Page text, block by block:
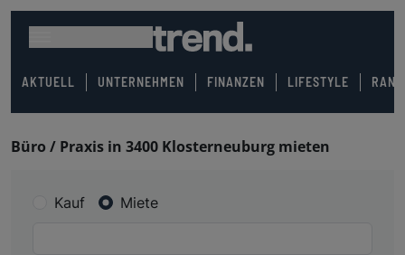
AKTUELL UNTERNEHMEN FINANZEN LIFESTYLE
Büro / Praxis in 3400 Klosterneuburg mieten
Kauf Miete